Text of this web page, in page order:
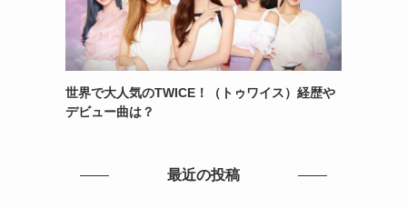
世界で大人気のTWICE！（トゥワイス）経歴や
デビュー曲は？
最近の投稿